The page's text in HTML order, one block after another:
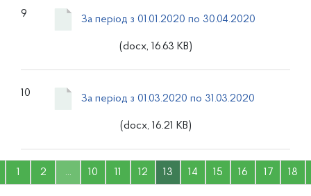
9 За період з 01.01.2020 по 30.04.2020
(docx, 16.63 KB)
10 За період з 01.03.2020 по 31.03.2020
(docx, 16.21 KB)
1 2 ... 10 11 12 13 14 15 16 17 18